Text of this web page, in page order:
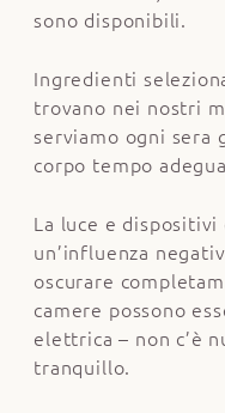
sono disponibili.
Ingredienti
trovano nei nostri
serviamo ogni sera
corpo tempo
La luce e
un’influenza
oscurare
camere possono
elettrica – non c’è
tranquillo.